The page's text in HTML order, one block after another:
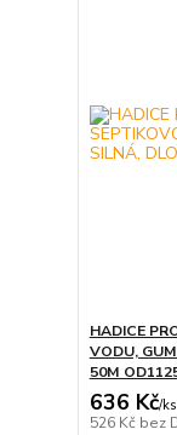
HADICE
VODU,
50M
636 Kč/ks
526 Kč bez